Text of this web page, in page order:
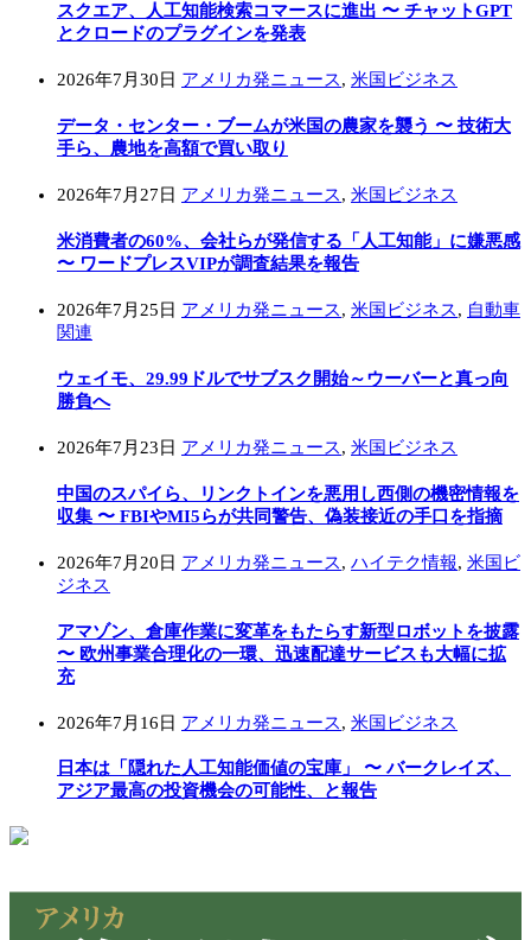
スクエア、人工知能検索コマースに進出 〜 チャットGPT
とクロードのプラグインを発表
2026年7月30日 アメリカ発ニュース, 米国ビジネス
データ・センター・ブームが米国の農家を襲う 〜 技術大
手ら、農地を高額で買い取り
2026年7月27日 アメリカ発ニュース, 米国ビジネス
米消費者の60%、会社らが発信する「人工知能」に嫌悪感
〜 ワードプレスVIPが調査結果を報告
2026年7月25日 アメリカ発ニュース, 米国ビジネス, 自動車
関連
ウェイモ、29.99ドルでサブスク開始～ウーバーと真っ向
勝負へ
2026年7月23日 アメリカ発ニュース, 米国ビジネス
中国のスパイら、リンクトインを悪用し西側の機密情報を
収集 〜 FBIやMI5らが共同警告、偽装接近の手口を指摘
2026年7月20日 アメリカ発ニュース, ハイテク情報, 米国ビ
ジネス
アマゾン、倉庫作業に変革をもたらす新型ロボットを披露
〜 欧州事業合理化の一環、迅速配達サービスも大幅に拡
充
2026年7月16日 アメリカ発ニュース, 米国ビジネス
日本は「隠れた人工知能価値の宝庫」 〜 バークレイズ、
アジア最高の投資機会の可能性、と報告